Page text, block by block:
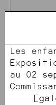
Les
au 02